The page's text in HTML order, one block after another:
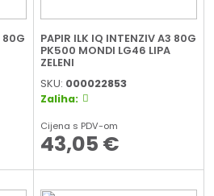
PAPIR ILK IQ INTENZIV A3 80G
PK500 MONDI LG46 LIPA
ZELENI
SKU: 000022853
Zaliha:
Cijena s PDV-om
43,05 €